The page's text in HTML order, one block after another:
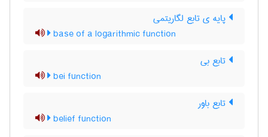
پایه ی تابع لگاریتمی
base of a logarithmic function
تابع بی
bei function
تابع باور
belief function